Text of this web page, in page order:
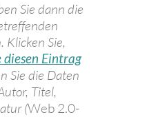
Sie dann die
Klicken Sie,
diesen Eintrag
Sie die Daten
Titel,
(Web 2.0-